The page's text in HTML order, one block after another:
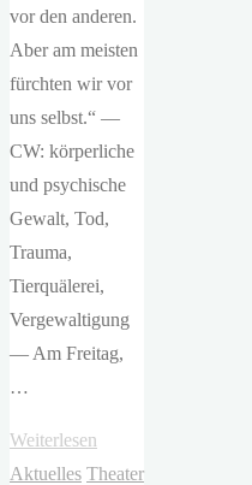
vor den anderen.
Aber am meisten
fürchten wir vor
uns selbst.“ —
CW: körperliche
und psychische
Gewalt, Tod,
Trauma,
Tierquälerei,
Vergewaltigung
— Am Freitag,
…
Weiterlesen
Hoffmann
Aktuelles Theater